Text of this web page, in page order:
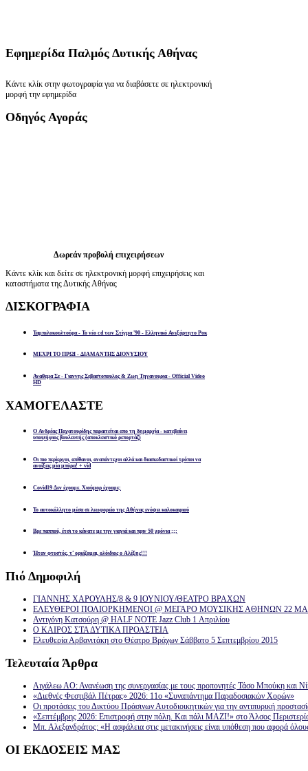
Εφημερίδα Παλμός Δυτικής Αθήνας
Κάντε κλίκ στην φωτογραφία για να διαβάσετε σε ηλεκτρονική
μορφή την εφημερίδα
Οδηγός Αγοράς
Δωρεάν προβολή επιχειρήσεων
Κάντε κλίκ και δείτε σε ηλεκτρονική μορφή επιχειρήσεις και
καταστήματα της Δυτικής Αθήνας
ΔΙΣΚΟΓΡΑΦΙΑ
Ταμπελοκουλτούρα - Το νέο cd των Στίγμα '90 - Ελληνικό Ανεξάρτητο Ροκ
ΜΕΧΡΙ ΤΟ ΠΡΩΙ - ΔΙΑΜΑΝΤΗΣ ΔΙΟΝΥΣΙΟΥ
Αναθεμα Σε - Γιαννης Σεβαστοπουλος & Ζωη Τηγανουρια - Official Video
HD
ΧΑΜΟΓΕΛΑΣΤΕ
Ο Ανδρέας Παχατουρίδης παραιτείται απο τη δημαρχία - κατεβαίνει
υποψήφιος βουλευτής (αποκλειστικό ρεπορτάζ)
Οι πιο περίεργοι, απίθανοι, αναπάντεχοι αλλά και διασκεδαστικοί τρόποι να
ανοίξεις μία μπύρα! + vid
Covid19 Δεν έχουμε. Χιούμορ έχουμε;
Το αυτοκόλλητο μέσα σε λεωφορείο της Αθήνας ενόψει καλοκαιριού
Βρε παππού, έτσι το κάνατε με την γιαγιά και πριν 50 χρόνια ;;;
Ήταν φτυστός, τ’ ορκίζομαι, ολόιδιος ο Αλέξης!!!
Πιό Δημοφιλή
ΓΙΑΝΝΗΣ ΧΑΡΟΥΛΗΣ/8 & 9 ΙΟΥΝΙΟΥ/ΘΕΑΤΡΟ ΒΡΑΧΩΝ
ΕΛΕΥΘΕΡΟΙ ΠΟΛΙΟΡΚΗΜΕΝΟΙ @ ΜΕΓΑΡΟ ΜΟΥΣΙΚΗΣ ΑΘΗΝΩΝ 22
Αντιγόνη Κατσούρη @ HALF NOTE Jazz Club 1 Απριλίου
Ο ΚΑΙΡΟΣ ΣΤΑ ΔΥΤΙΚΑ ΠΡΟΑΣΤΕΙΑ
Ελευθερία Αρβανιτάκη στο Θέατρο Βράχων Σάββατο 5 Σεπτεμβρίου 2015
Τελευταία Άρθρα
Αιγάλεω ΑΟ: Ανανέωση της συνεργασίας με τους προπονητές Τάσο Μπούκη και
«Διεθνές Φεστιβάλ Πέτρας» 2026: 11ο «Συναπάντημα Παραδοσιακών Χορών»
Οι προτάσεις του Δικτύου Πράσινων Αυτοδιοικητικών για την αντιπυρική
«Σεπτέμβρης 2026: Επιστροφή στην πόλη. Και πάλι ΜΑΖΙ!» στο Άλσος
Μπ. Αλεξανδράτος: «Η ασφάλεια στις μετακινήσεις είναι υπόθεση που αφορά
ΟΙ ΕΚΔΟΣΕΙΣ ΜΑΣ